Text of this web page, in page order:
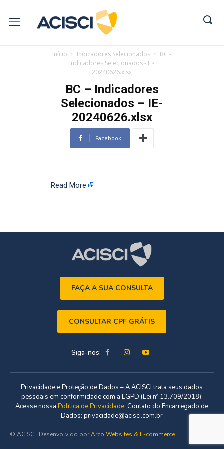
Início Indicadores Selecionados
BC -
Indicadores Selecionados - IE-
20240626.xlsx
BC – Indicadores
Selecionados – IE-
20240626.xlsx
Facebook
Read More
FAÇA A SUA CONSULTA
CONSULTAR CPF GRÁTIS
Siga-nos:
Privacidade e Proteção de Dados – A ACISCI trata seus dados
pessoais em conformidade com a LGPD (Lei nº 13.709/2018).
Acesse nossa Política de Privacidade. Contato do Encarregado de
Dados: privacidade@acisci.com.br
© ACISCI. Desenvolvido porArco Websites & E-commerce.